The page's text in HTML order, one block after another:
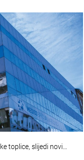
toplice, slijedi novi…